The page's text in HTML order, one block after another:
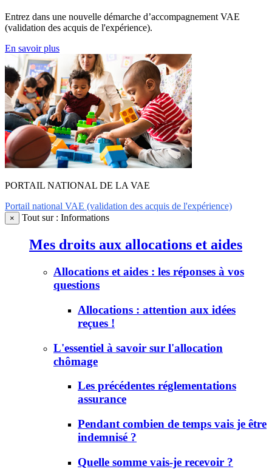
Entrez dans une nouvelle démarche d’accompagnement VAE
(validation des acquis de l'expérience).
En savoir plus
PORTAIL NATIONAL DE LA VAE
Portail national VAE (validation des acquis de l'expérience)
× Tout sur : Informations
Mes droits aux allocations et aides
Allocations et aides : les réponses à vos
questions
Allocations : attention aux idées
reçues !
L'essentiel à savoir sur l'allocation
chômage
Les précédentes réglementations
assurance
Pendant combien de temps vais je être
indemnisé ?
Quelle somme vais-je recevoir ?